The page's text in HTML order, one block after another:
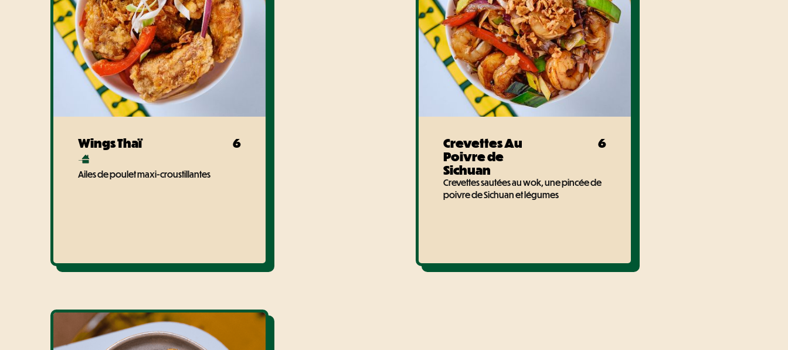
Wings Thaï 6
Ailes de poulet maxi-croustillantes
Crevettes Au
Poivre de
Sichuan
6
Crevettes sautées au wok, une pincée de
poivre de Sichuan et légumes